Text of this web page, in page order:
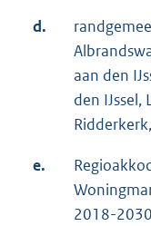
d.
aan den
den IJssel,
e.
2018-